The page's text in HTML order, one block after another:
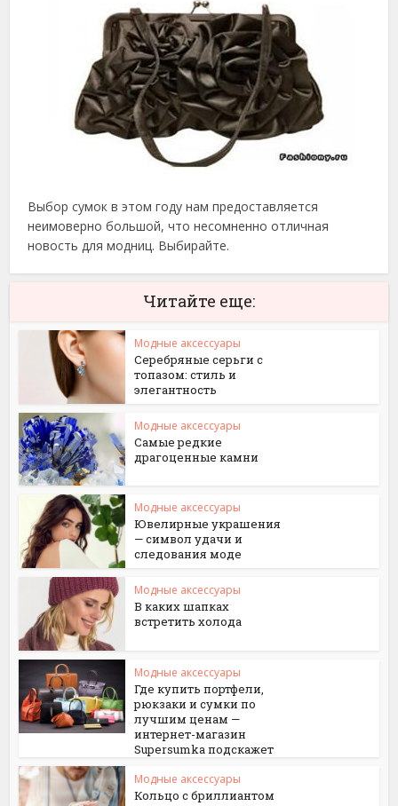
Выбор сумок в этом году нам предоставляется
неимоверно большой, что несомненно отличная
новость для модниц. Выбирайте.
Читайте еще:
Модные аксессуары
Серебряные серьги с
топазом: стиль и
элегантность
Модные аксессуары
Самые редкие
драгоценные камни
Модные аксессуары
Ювелирные украшения
— символ удачи и
следования моде
Модные аксессуары
В каких шапках
встретить холода
Модные аксессуары
Где купить портфели,
рюкзаки и сумки по
лучшим ценам —
интернет-магазин
Supersumka подскажет
Модные аксессуары
Кольцо с бриллиантом